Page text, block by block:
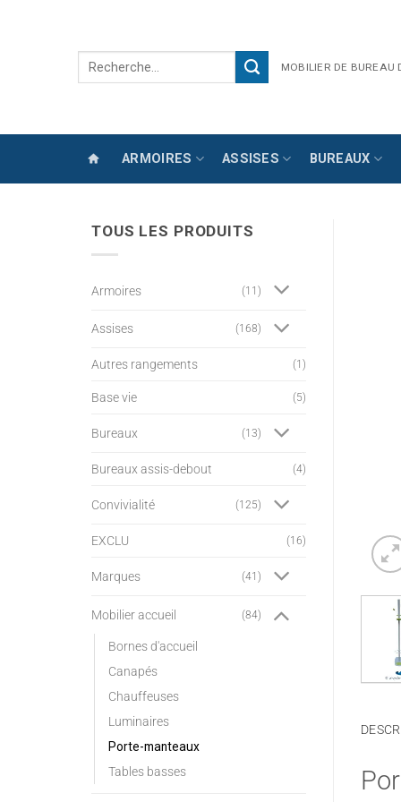
Recherche
MOBILIER DE BUREAU
ARMOIRES ASSISES BUREAUX
TOUS LES PRODUITS
Armoires (11)
Assises (168)
Autres rangements (1)
Base vie (5)
Bureaux (13)
Bureaux assis-debout (4)
Convivialité (125)
EXCLU (16)
Marques (41)
Mobilier accueil (84)
Bornes d'accueil
Canapés
Chauffeuses
Luminaires
Porte-manteaux
Tables basses